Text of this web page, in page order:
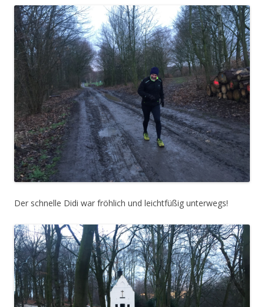
Der schnelle Didi war fröhlich und leichtfüßig unterwegs!